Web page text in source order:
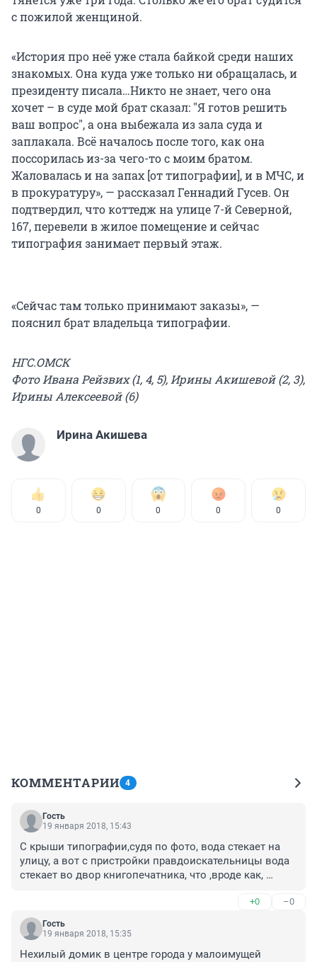
с пожилой женщиной.
«История про неё уже стала байкой среди наших
знакомых. Она куда уже только ни обращалась, и
президенту писала…Никто не знает, чего она
хочет – в суде мой брат сказал: "Я готов решить
ваш вопрос", а она выбежала из зала суда и
заплакала. Всё началось после того, как она
поссорилась из-за чего-то с моим братом.
Жаловалась и на запах [от типографии], и в МЧС, и
в прокуратуру», — рассказал Геннадий Гусев. Он
подтвердил, что коттедж на улице 7-й Северной,
167, перевели в жилое помещение и сейчас
типография занимает первый этаж.
«Сейчас там только принимают заказы», —
пояснил брат владельца типографии.
НГС.ОМСК
Фото Ивана Рейзвих (1, 4, 5), Ирины Акишевой (2, 3),
Ирины Алексеевой (6)
Ирина Акишева
0 0 0 0 0
КОММЕНТАРИИ 4
Гость
19 января 2018, 15:43
С крыши типографии,судя по фото, вода стекает на
улицу, а вот с пристройки правдоискательницы вода
стекает во двор книгопечатника, что ,вроде как,
Видимо зная это шустрая бабулька избрала метод
нападения.
+0 –0
Гость
19 января 2018, 15:35
Нехилый домик в центре города у малоимущей